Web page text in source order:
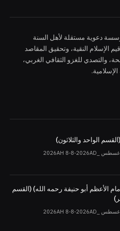
دعوية مستقلة لأهل السنة
الإسلام النقية، وتحقيق المقاصد
والتصدي للغزو الثقافي الغربي،
الواحد والثلاثون)
الأعظم أبو حنيفة رحمه الله) (القسم